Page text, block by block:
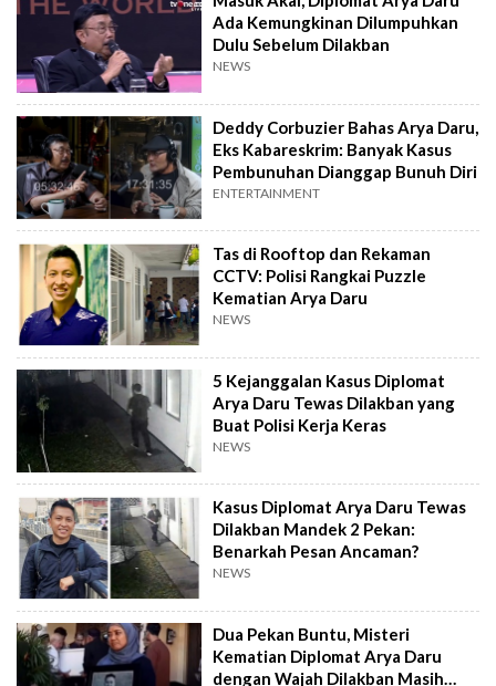
Ada Kemungkinan Dilumpuhkan
Dulu Sebelum Dilakban
NEWS
Deddy Corbuzier Bahas Arya Daru,
Eks Kabareskrim: Banyak Kasus
Pembunuhan Dianggap Bunuh Diri
ENTERTAINMENT
Tas di Rooftop dan Rekaman
CCTV: Polisi Rangkai Puzzle
Kematian Arya Daru
NEWS
5 Kejanggalan Kasus Diplomat
Arya Daru Tewas Dilakban yang
Buat Polisi Kerja Keras
NEWS
Kasus Diplomat Arya Daru Tewas
Dilakban Mandek 2 Pekan:
Benarkah Pesan Ancaman?
NEWS
Dua Pekan Buntu, Misteri
Kematian Diplomat Arya Daru
dengan Wajah Dilakban Masih